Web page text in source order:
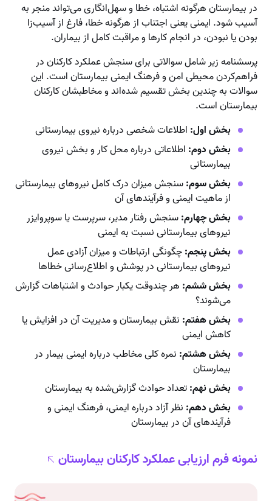
در بیمارستان هرگونه اشتباه، خطا و سهل‌انگاری می‌تواند منجر به
آسیب شود. ایمنی یعنی اجتناب از هرگونه خطا، فارغ از آسیب‌زا
بودن یا نبودن، در انجام کارها و مراقبت کامل از بیماران.
پرسشنامه زیر شامل سوالاتی برای سنجش عملکرد کارکنان در
فراهم‌کردن محیطی امن و فرهنگ ایمنی بیمارستان است. این
سوالات به چندین بخش تقسیم شده‌اند و مخاطبشان کارکنان
بیمارستان است.
بخش اول: اطلاعات شخصی درباره نیروی بیمارستانی
بخش دوم: اطلاعاتی درباره محل کار و بخش نیروی
بیمارستانی
بخش سوم:سنجش میزان درک کامل نیروهای بیمارستانی
از ماهیت ایمنی و فرآیندهای آن
بخش چهارم:سنجش رفتار مدیر، سرپرست یا سوپروایزر
نیروهای بیمارستانی نسبت به ایمنی
بخش پنجم:چگونگی ارتباطات و میزان آزادی عمل
نیروهای بیمارستانی در پوشش و اطلاع‌رسانی خطاها
بخش ششم: هر چندوقت یکبار حوادث و اشتباهات گزارش
می‌شوند؟
بخش هفتم: نقش بیمارستان و مدیریت آن در افزایش یا
کاهش ایمنی
بخش هشتم: نمره کلی مخاطب درباره ایمنی بیمار در
بیمارستان
بخش نهم:تعداد حوادث گزارش‌شده به بیمارستان
بخش دهم: نظر آزاد درباره ایمنی، فرهنگ ایمنی و
فرآیندهای آن در بیمارستان
نمونه فرم ارزیابی عملکرد کارکنان بیمارستان